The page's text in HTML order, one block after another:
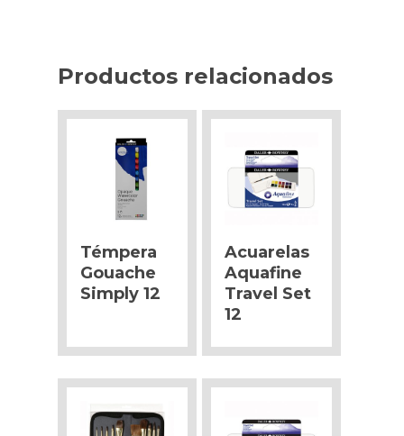
Productos relacionados
Témpera
Gouache
Simply 12
Acuarelas
Aquafine
Travel Set
12